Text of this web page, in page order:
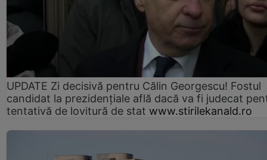
UPDATE Zi decisivă pentru Călin Georgescu! Fostul
candidat la prezidențiale află dacă va fi judecat
tentativă de lovitură de stat www.stirilekanald.ro